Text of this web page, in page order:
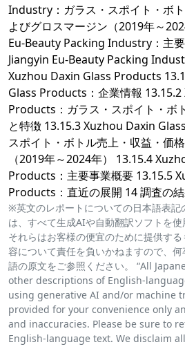
Industry：ガラス・スポイト・ボ
よびグロスマージン（2019年～
Eu-Beauty Packing Industry：主
Jiangyin Eu-Beauty Packing
Xuzhou Daxin Glass Products
Glass Products：企業情報
Products：ガラス・スポイト・ボ
と特徴 13.15.3 Xuzhou Daxin
スポイト・ボトル売上・収益・価
（2019年～2024年） 13.15.4
Products：主要事業概要 13.15.5
Products：直近の展開 14 調査の
※英文のレポートについての日本語表記
は、すべて生成AIや自動翻訳ソフトを使
それらはお客様の便宜のために提供す
容について責任を負いかねますので、
語の原文をご参照ください。 “All
other descriptions of English-
using generative AI and/or machine
provided for your convenience only
and inaccuracies. Please be sure to
English-language text. We disclaim